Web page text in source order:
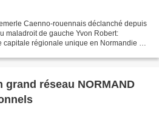
Caenno-rouennais déclanché depuis
maladroit de gauche Yvon Robert:
régionale unique en Normandie est
réseau NORMAND